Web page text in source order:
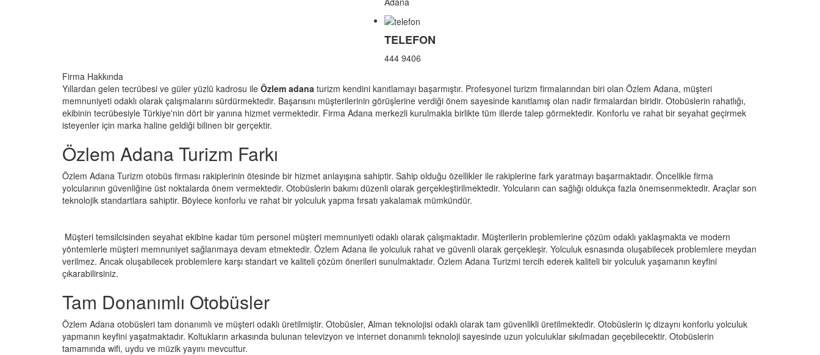
TELEFON
444 9406
Firma Hakkında
Yıllardan gelen tecrübesi ve güler yüzlü kadrosu ile Özlem adana turizm kendini kanıtlamayı başarmıştır. Profesyonel turizm firmalarından biri olan Özlem Adana, müşteri
memnuniyeti odaklı olarak çalışmalarını sürdürmektedir. Başarısını müşterilerinin görüşlerine verdiği önem sayesinde kanıtlamış olan nadir firmalardan biridir. Otobüslerin rahatlığı,
ekibinin tecrübesiyle Türkiye'nin dört bir yanına hizmet vermektedir. Firma Adana merkezli kurulmakla birlikte tüm illerde talep görmektedir. Konforlu ve rahat bir seyahat geçirmek
isteyenler için marka haline geldiği bilinen bir gerçektir.
Özlem Adana Turizm Farkı
Özlem Adana Turizm otobüs firması rakiplerinin ötesinde bir hizmet anlayışına sahiptir. Sahip olduğu özellikler ile rakiplerine fark yaratmayı başarmaktadır. Öncelikle firma
yolcularının güvenliğine üst noktalarda önem vermektedir. Otobüslerin bakımı düzenli olarak gerçekleştirilmektedir. Yolcuların can sağlığı oldukça fazla önemsenmektedir. Araçlar son
teknolojik standartlara sahiptir. Böylece konforlu ve rahat bir yolculuk yapma fırsatı yakalamak mümkündür.
Müşteri temsilcisinden seyahat ekibine kadar tüm personel müşteri memnuniyeti odaklı olarak çalışmaktadır. Müşterilerin problemlerine çözüm odaklı yaklaşmakta ve modern
yöntemlerle müşteri memnuniyet sağlanmaya devam etmektedir. Özlem Adana ile yolculuk rahat ve güvenli olarak gerçekleşir. Yolculuk esnasında oluşabilecek problemlere meydan
verilmez. Ancak oluşabilecek problemlere karşı standart ve kaliteli çözüm önerileri sunulmaktadır. Özlem Adana Turizmi tercih ederek kaliteli bir yolculuk yaşamanın keyfini
çıkarabilirsiniz.
Tam Donanımlı Otobüsler
Özlem Adana otobüsleri tam donanımlı ve müşteri odaklı üretilmiştir. Otobüsler, Alman teknolojisi odaklı olarak tam güvenlikli üretilmektedir. Otobüslerin iç dizaynı konforlu yolculuk
yapmanın keyfini yaşatmaktadır. Koltukların arkasında bulunan televizyon ve internet donanımlı teknoloji sayesinde uzun yolculuklar sıkılmadan geçebilecektir. Otobüslerin
tamamında wifi, uydu ve müzik yayını mevcuttur.